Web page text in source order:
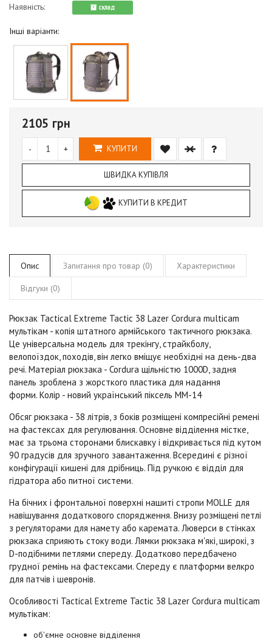
Наявність:
cклад
Інші варіанти:
2105 грн
- + КУПИТИ
ШВИДКА КУПІВЛЯ
КУПИТИ В КРЕДИТ
Опис Запитання про товар (0) Характеристики
Відгуки (0)
Рюкзак Tactical Extreme Tactic 38 Lazer Cordura multicam
мультікам - копія штатного армійського тактичного рюкзака.
Це універсальна модель для трекінгу, страйкболу,
велопоїздок, походів, він легко вміщує необхідні на день-два
речі. Матеріал рюкзака - Cordura щільністю 1000D, задня
панель зроблена з жорсткого пластика для надання
форми. Колір - новий український піксель ММ-14
Обсяг рюкзака - 38 літрів, з боків розміщені компресійні ремені
на фастексах для регулювання. Основне відділення містке,
має за трьома сторонами блискавку і відкривається під кутом
90 градусів для зручного завантаження. Всередині є різної
конфігурації кишені для дрібниць. Під ручкою є відділ для
гідратора або питної системи.
На бічних і фронтальної поверхні нашиті стропи MOLLE для
навішування додаткового спорядження. Внизу розміщені петлі
з регуляторами для намету або каремата. Люверси в стінках
рюкзака сприяють стоку води. Лямки рюкзака м'які, широкі, з
D-подібними петлями спереду. Додатково передбачено
грудної ремінь на фастексами. Спереду є платформи велкро
для патчів і шевронів.
Особливості Tactical Extreme Tactic 38 Lazer Cordura multicam
мультікам:
об'ємне основне відділення